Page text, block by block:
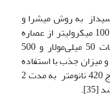
به روش میشرا و
کار (1976) انجام شد. برای این‌منظور 100 میکرولیتر از عصاره
گیاهی به 2000 میکرولیتر بافر فسفات 50 میلی‌مولار و 500
اضافه شد و میزان جذب با استفاده
از دستگاه اسپکتروفتومتر در طول موج 420 نانومتر به مدت 2